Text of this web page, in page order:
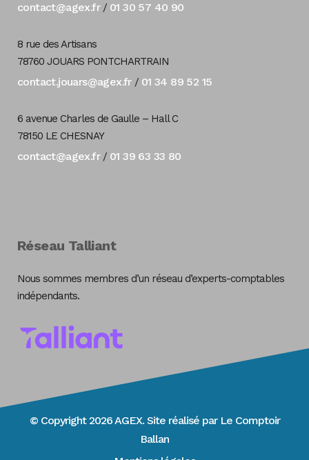
contact@agex.fr/ 01 30 57 40 90
8 rue des Artisans
78760 JOUARS PONTCHARTRAIN
contact.jouars@agex.fr/ 01 34 89 52 15
6 avenue Charles de Gaulle – Hall C
78150 LE CHESNAY
contact@agex.fr/ 01 39 63 33 80
Réseau Talliant
Nous sommes membres d’un réseau d’experts-comptables
indépendants.
© Copyright 2026 AGEX. Site réalisé par Le Comptoir
Ballan